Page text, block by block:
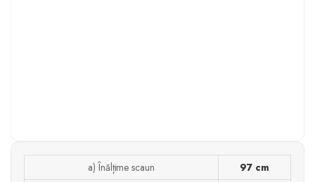
a) Înălțime scaun
97 cm